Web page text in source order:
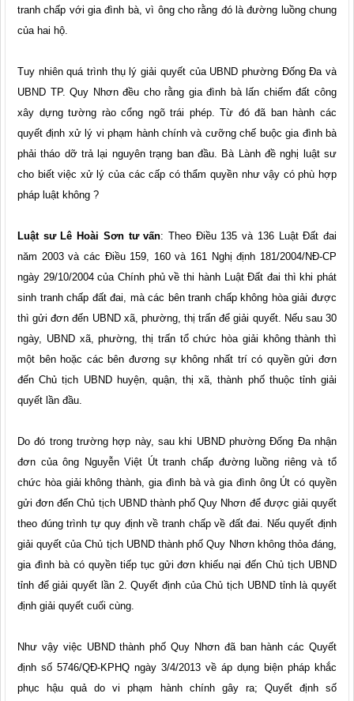
tranh chấp với gia đình bà, vì ông cho rằng đó là đường luồng chung
của hai hộ.
Tuy nhiên quá trình thụ lý giải quyết của UBND phường Đống Đa và
UBND TP. Quy Nhơn đều cho rằng gia đình bà lấn chiếm đất công
xây dựng tường rào cổng ngõ trái phép. Từ đó đã ban hành các
quyết định xử lý vi phạm hành chính và cưỡng chế buộc gia đình bà
phải tháo dỡ trả lại nguyên trạng ban đầu. Bà Lành đề nghị luật sư
cho biết việc xử lý của các cấp có thẩm quyền như vậy có phù hợp
pháp luật không ?
Luật sư Lê Hoài Sơn tư vấn: Theo Điều 135 và 136 Luật Đất đai
năm 2003 và các Điều 159, 160 và 161 Nghị định 181/2004/NĐ-CP
ngày 29/10/2004 của Chính phủ về thi hành Luật Đất đai thì khi phát
sinh tranh chấp đất đai, mà các bên tranh chấp không hòa giải được
thì gửi đơn đến UBND xã, phường, thị trấn để giải quyết. Nếu sau 30
ngày, UBND xã, phường, thị trấn tổ chức hòa giải không thành thì
một bên hoặc các bên đương sự không nhất trí có quyền gửi đơn
đến Chủ tịch UBND huyện, quận, thị xã, thành phố thuộc tỉnh giải
quyết lần đầu.
Do đó trong trường hợp này, sau khi UBND phường Đống Đa nhận
đơn của ông Nguyễn Việt Út tranh chấp đường luồng riêng và tổ
chức hòa giải không thành, gia đình bà và gia đình ông Út có quyền
gửi đơn đến Chủ tịch UBND thành phố Quy Nhơn để được giải quyết
theo đúng trình tự quy định về tranh chấp về đất đai. Nếu quyết định
giải quyết của Chủ tịch UBND thành phố Quy Nhơn không thỏa đáng,
gia đình bà có quyền tiếp tục gửi đơn khiếu nại đến Chủ tịch UBND
tỉnh để giải quyết lần 2. Quyết định của Chủ tịch UBND tỉnh là quyết
định giải quyết cuối cùng.
Như vậy việc UBND thành phố Quy Nhơn đã ban hành các Quyết
định số 5746/QĐ-KPHQ ngày 3/4/2013 về áp dụng biện pháp khắc
phục hậu quả do vi phạm hành chính gây ra; Quyết định số